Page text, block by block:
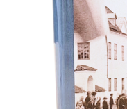
Kuntosalit
Lipunmyynti